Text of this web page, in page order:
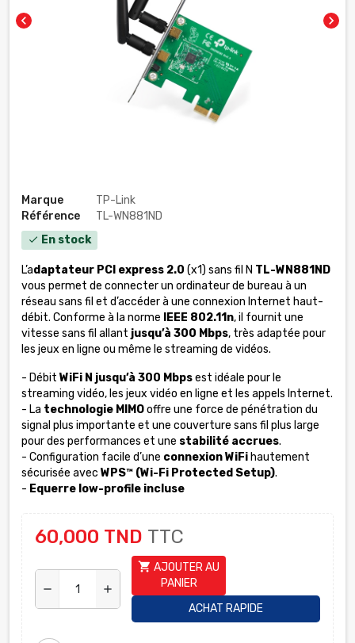
chevron_left chevron_right
Marque
TP-Link
Référence
TL-WN881ND
check En stock
L’adaptateur PCI express 2.0 (x1) sans fil N TL-WN881ND
vous permet de connecter un ordinateur de bureau à un
réseau sans fil et d’accéder à une connexion Internet haut-
débit. Conforme à la norme IEEE 802.11n, il fournit une
vitesse sans fil allant jusqu’à 300 Mbps, très adaptée pour
les jeux en ligne ou même le streaming de vidéos.
- Débit WiFi N jusqu’à 300 Mbpsest idéale pour le
streaming vidéo, les jeux vidéo en ligne et les appels Internet.
- La technologie MIMOoffre une force de pénétration du
signal plus importante et une couverture sans fil plus large
pour des performances et une stabilité accrues.
- Configuration facile d’une connexion WiFi hautement
sécurisée avec WPS™ (Wi-Fi Protected Setup).
- Equerre low-profile incluse
60,000 TND TTC
remove add
shopping_cart AJOUTER AU
PANIER
ACHAT RAPIDE